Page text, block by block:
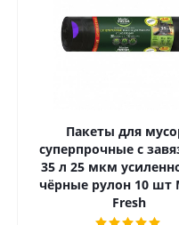
Пакеты для
суперпрочные с
35 л 25 мкм
чёрные рулон 10 шт
Fresh